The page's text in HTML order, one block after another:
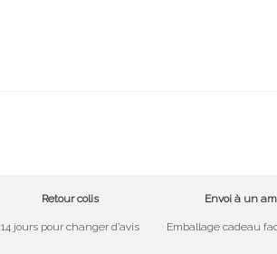
Retour colis
14 jours pour changer d’avis
Envoi à un
Emballage cadeau